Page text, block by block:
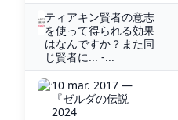
ティアキン賢者の意志
を使って得られる効果
はなんですか？また同
じ賢者に... -...
10 mar. 2017 —
『ゼルダの伝説
2024